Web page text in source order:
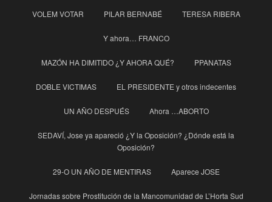
VOLEM VOTAR PILAR BERNABÉ TERESA RIBERA
Y ahora… FRANCO
MAZÓN HA DIMITIDO ¿Y AHORA QUÉ? PPANATAS
DOBLE VICTIMAS EL PRESIDENTE y otros indecentes
UN AÑO DESPUÉS Ahora …ABORTO
SEDAVÍ, Jose ya apareció ¿Y la Oposición? ¿Dónde está la
Oposición?
29-O UN AÑO DE MENTIRAS Aparece JOSE
Jornadas sobre Prostitución de la Mancomunidad de L’Horta Sud